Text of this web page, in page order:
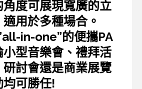
度可展現寬廣的立
用於多種場合。
in-one”的便攜PA
小型音樂會、禮拜活
討會還是商業展覽
可勝任!